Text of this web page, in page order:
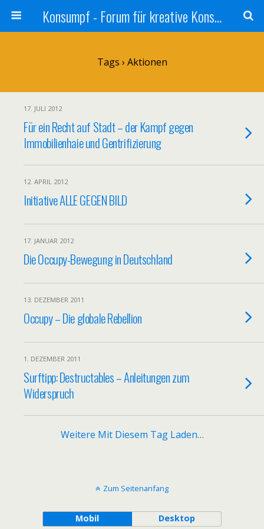
Konsumpf - Forum für kreative Konsumkritik - Culture Jamming, Nachhaltigkeit, Konzernkritik, Adbusting
Tags › Aktionen
17. JULI 2012
Für ein Recht auf Stadt – der Kampf gegen
Immobilienhaie und Gentrifizierung
12. APRIL 2012
Initiative ALLE GEGEN BILD
17. JANUAR 2012
Die Occupy-Bewegung in Deutschland
13. DEZEMBER 2011
Occupy – Die globale Rebellion
1. DEZEMBER 2011
Surftipp: Destructables – Anleitungen zum
Widerspruch
Weitere Mit Diesem Tag Laden…
Zum Seitenanfang
Mobil Desktop